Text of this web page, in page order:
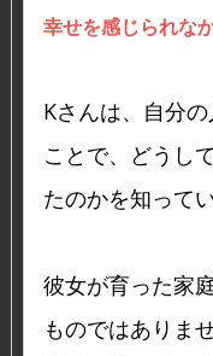
幸せを感じられな
Kさんは、自分
ことで、どうし
たのかを知って
彼女が育った家
ものではありま